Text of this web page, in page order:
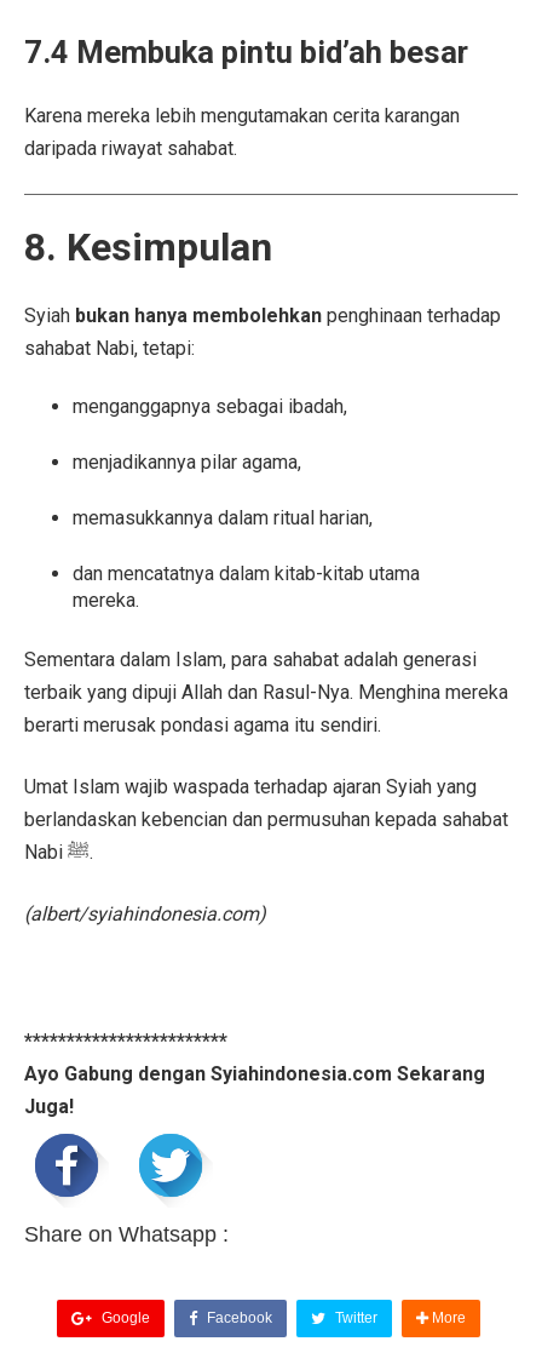
7.4 Membuka pintu bid’ah besar
Karena mereka lebih mengutamakan cerita karangan
daripada riwayat sahabat.
8. Kesimpulan
Syiah bukan hanya membolehkan penghinaan terhadap
sahabat Nabi, tetapi:
menganggapnya sebagai ibadah,
menjadikannya pilar agama,
memasukkannya dalam ritual harian,
dan mencatatnya dalam kitab-kitab utama
mereka.
Sementara dalam Islam, para sahabat adalah generasi
terbaik yang dipuji Allah dan Rasul-Nya. Menghina mereka
berarti merusak pondasi agama itu sendiri.
Umat Islam wajib waspada terhadap ajaran Syiah yang
berlandaskan kebencian dan permusuhan kepada sahabat
Nabi ﷺ.
(albert/syiahindonesia.com)
************************
Ayo Gabung dengan Syiahindonesia.com Sekarang
Juga!
Share on Whatsapp :
Google Facebook Twitter More